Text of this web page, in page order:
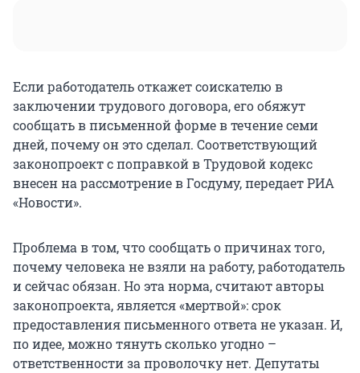
Если работодатель откажет соискателю в
заключении трудового договора, его обяжут
сообщать в письменной форме в течение семи
дней, почему он это сделал. Соответствующий
законопроект с поправкой в Трудовой кодекс
внесен на рассмотрение в Госдуму, передает РИА
«Новости».
Проблема в том, что сообщать о причинах того,
почему человека не взяли на работу, работодатель
и сейчас обязан. Но эта норма, считают авторы
законопроекта, является «мертвой»: срок
предоставления письменного ответа не указан. И,
по идее, можно тянуть сколько угодно –
ответственности за проволочку нет. Депутаты